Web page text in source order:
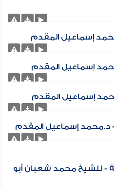
- للشيخ محمد شعبان أبو